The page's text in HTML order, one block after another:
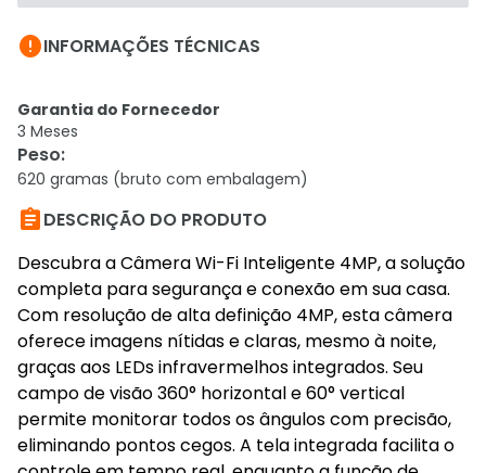
INFORMAÇÕES TÉCNICAS
Garantia do Fornecedor
3 Meses
Peso:
620 gramas (bruto com embalagem)
DESCRIÇÃO DO PRODUTO
Descubra a Câmera Wi-Fi Inteligente 4MP, a solução
completa para segurança e conexão em sua casa.
Com resolução de alta definição 4MP, esta câmera
oferece imagens nítidas e claras, mesmo à noite,
graças aos LEDs infravermelhos integrados. Seu
campo de visão 360° horizontal e 60° vertical
permite monitorar todos os ângulos com precisão,
eliminando pontos cegos. A tela integrada facilita o